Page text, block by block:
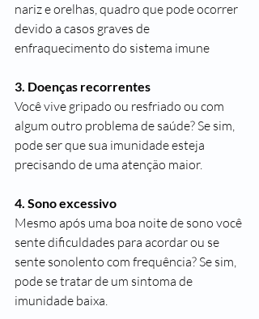
nariz e orelhas, quadro que pode ocorrer
devido a casos graves de
enfraquecimento do sistema imune
3. Doenças recorrentes
Você vive gripado ou resfriado ou com
algum outro problema de saúde? Se sim,
pode ser que sua imunidade esteja
precisando de uma atenção maior.
4. Sono excessivo
Mesmo após uma boa noite de sono você
sente dificuldades para acordar ou se
sente sonolento com frequência? Se sim,
pode se tratar de um sintoma de
imunidade baixa.